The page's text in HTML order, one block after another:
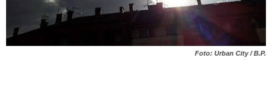
Foto: Urban City / B.P.